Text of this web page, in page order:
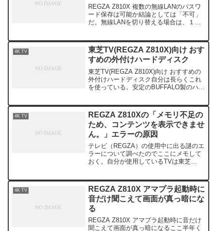
REGZA Z810X 複数の無線LANのパスワ
ード保存は可能か結論としては「不可」
だ。無線LANを切り替える場合は、１度
んどうだが、製品仕様とのことなので仕
方ない・...
4K TV
東芝TV(REGZA Z810X)向け おす
すめの外付けハードディスク
東芝TV(REGZA Z810X)向け おすすめの
外付けハードディスク自分は長らくこれ
を使っている。安定のBUFFALO製のハー
いのでタイムシフト機能は使...
4K TV
REGZA Z810Xの「メモリ不足の
ため、コンテンツを表示できませ
ん。」エラーの原因
テレビ（REGZA）の使用中に出る謎のエ
ラーについて調べたのでここにメモして
おく。自分が使用しているTVは東芝
て頂きたい。こんなエラーがでる「メモ
リ不足...
4K TV
REGZA Z810X アマプラ起動時に
音だけ聞こえて画面が真っ暗にな
る
REGZA Z810X アマプラ起動時に音だけ
聞こえて画面が真っ暗になるここ半年く